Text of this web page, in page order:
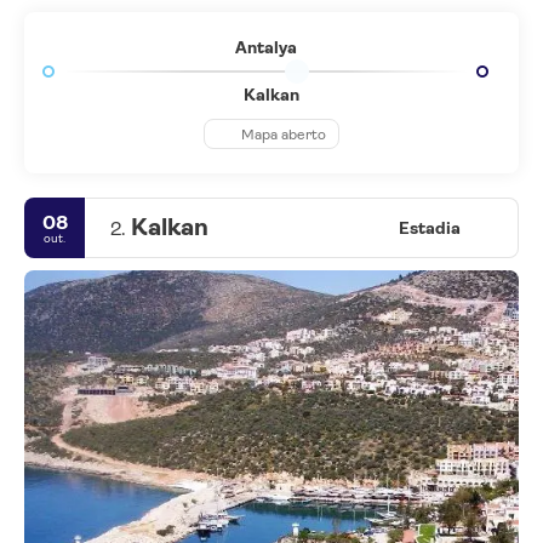
Antalya
Kalkan
Mapa aberto
08
out. 2. Kalkan Estadia